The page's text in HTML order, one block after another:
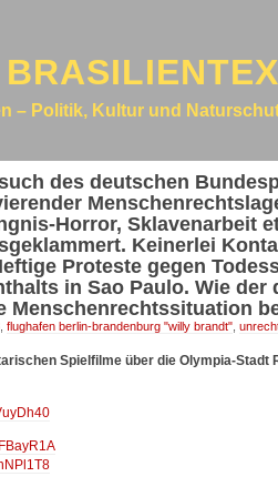
– Politik, Kultur und
des deutschen
Horror, Sklavenarbeit
Keinerlei
Proteste gegen
in Sao Paulo. Wie der
Menschenrechtssituation
flughafen berlin-brandenburg "willy brandt"
Spielfilme über die Olympia-